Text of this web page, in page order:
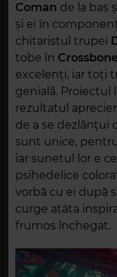
Coman de la bas
și ei în
chitaristul trupei
tobe în Crossbone
excelenți, iar toți
genială. Proiectul
rezultatul
de a se dezlănțui
sunt unice,
iar sunetul lor e
psihedelice
vorbă cu ei după
curge atâta
frumos închegat.